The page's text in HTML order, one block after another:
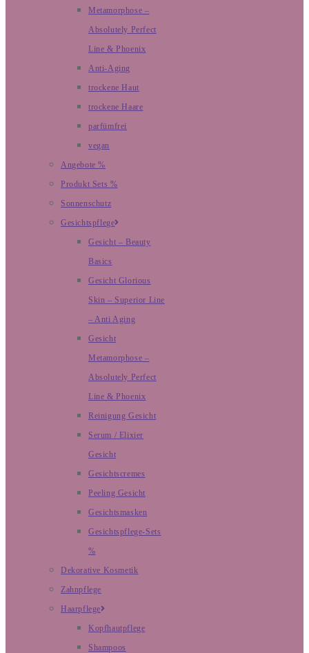
Metamorphose –
Absolutely Perfect
Line & Phoenix
Anti-Aging
trockene Haut
trockene Haare
parfümfrei
vegan
Angebote %
Produkt Sets %
Sonnenschutz
Gesichtspflege
Gesicht – Beauty
Basics
Gesicht Glorious
Skin – Superior Line
– Anti Aging
Gesicht
Metamorphose –
Absolutely Perfect
Line & Phoenix
Reinigung Gesicht
Serum / Elixier
Gesicht
Gesichtscremes
Peeling Gesicht
Gesichtsmasken
Gesichtspflege-Sets
%
Dekorative Kosmetik
Zahnpflege
Haarpflege
Kopfhautpflege
Shampoos